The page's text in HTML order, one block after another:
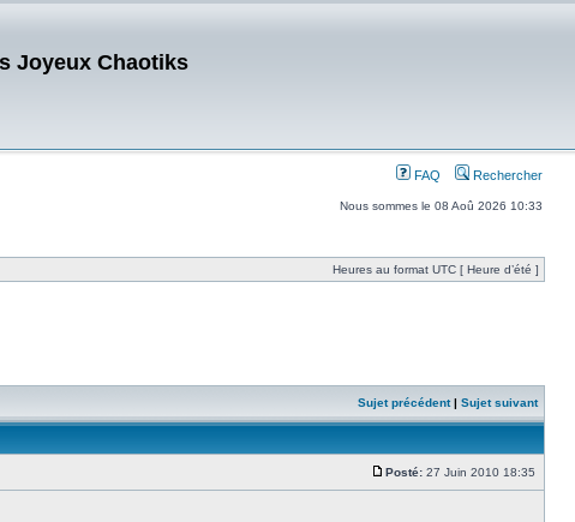
Joyeux Chaotiks
FAQ Rechercher
Nous sommes le 08 Aoû 2026 10:33
Heures au format UTC [ Heure d’été ]
Sujet précédent| Sujet suivant
Posté: 27 Juin 2010 18:35